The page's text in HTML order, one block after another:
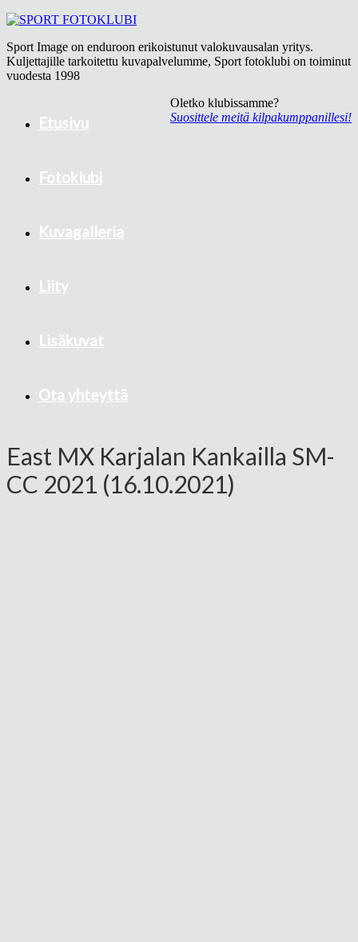
Sport Image on enduroon erikoistunut valokuvausalan yritys.
Kuljettajille tarkoitettu kuvapalvelumme, Sport fotoklubi on toiminut
vuodesta 1998
Oletko klubissamme?
Suosittele meitä kilpakumppanillesi!
Etusivu
Fotoklubi
Kuvagalleria
Liity
Lisäkuvat
Ota yhteyttä
East MX Karjalan Kankailla SM-
CC 2021 (16.10.2021)